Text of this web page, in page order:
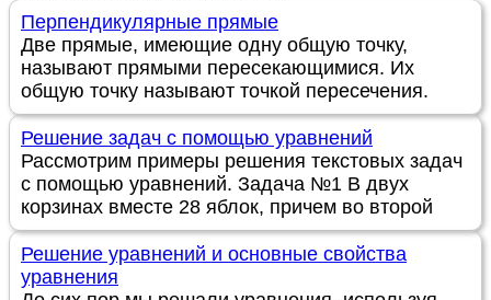
Перпендикулярные прямые
Две прямые, имеющие одну общую точку,
называют прямыми пересекающимися. Их
общую точку называют точкой пересечения.
Решение задач с помощью уравнений
Рассмотрим примеры решения текстовых задач
с помощью уравнений. Задача №1 В двух
корзинах вместе 28 яблок, причем во второй
Решение уравнений и основные свойства
уравнения